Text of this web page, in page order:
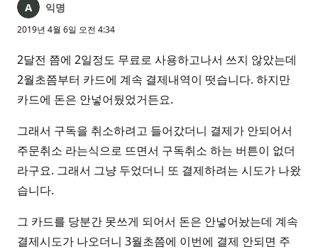
익명
2019년 4월 6일 오전 4:34
2달전 쯤에 2일정도 무료로 사용하고나서 쓰지 않았는데
2월초쯤부터 카드에 계속 결제내역이 떳습니다. 하지만
카드에 돈은 안넣어뒀었거든요.
그래서 구독을 취소하려고 들어갔더니 결제가 안되어서
주문취소 라는식으로 뜨면서 구독취소 하는 버튼이 없더
라구요. 그래서 그냥 두었더니 또 결제하려는 시도가 나왔
습니다.
그 카드를 당분간 못쓰게 되어서 돈은 안넣어놨는데 계속
결제시도가 나오더니 3월초쯤에 이번에 결제 안되면 주